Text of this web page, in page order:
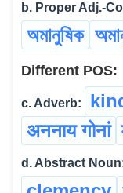
b. Proper Adj.-
অমানুষিক
Different POS:
c. Adverb:
अननाय गोनां
d. Abstract